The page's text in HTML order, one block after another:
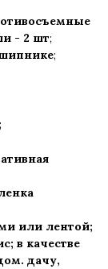
- 2 шт;
;
;
или лентой;
в качестве
дачу,